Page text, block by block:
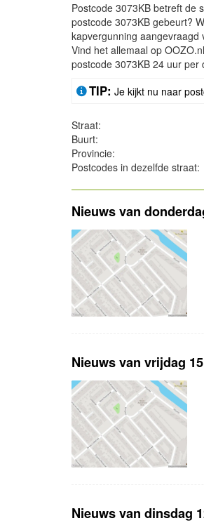
Postcode 3073KB betreft de
postcode 3073KB gebeurt?
kapvergunning aangevraagd
Vind het allemaal op
postcode 3073KB 24 uur per
TIP: Je kijkt nu naar
Straat:
Buurt:
Provincie:
Postcodes in dezelfde straat:
Nieuws van
Nieuws van vrijdag
Nieuws van dinsdag